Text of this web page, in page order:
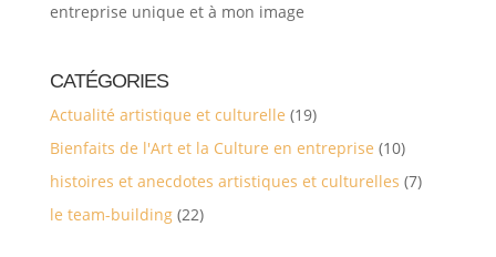
entreprise unique et à mon image
CATÉGORIES
Actualité artistique et culturelle (19)
Bienfaits de l'Art et la Culture en entreprise (10)
histoires et anecdotes artistiques et culturelles (7)
le team-building(22)